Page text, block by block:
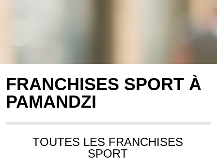
FRANCHISES SPORT À
PAMANDZI
TOUTES LES FRANCHISES
SPORT